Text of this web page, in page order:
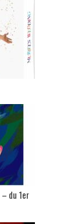
du 1er